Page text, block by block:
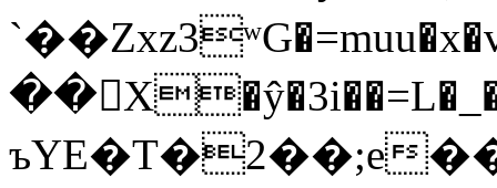
ъYE�T�2��;e